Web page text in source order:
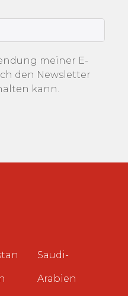
meiner E-
den Newsletter
kann.
Saudi-
Arabien